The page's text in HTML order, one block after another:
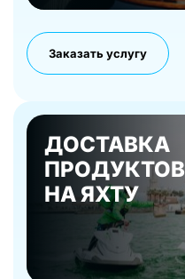
Заказать услугу
ДОСТАВКА
ПРОДУКТОВ
НА ЯХТУ